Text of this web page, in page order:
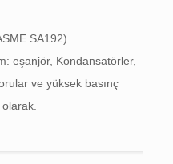
SA192)
eşanjör, Kondansatörler,
ve yüksek basınç